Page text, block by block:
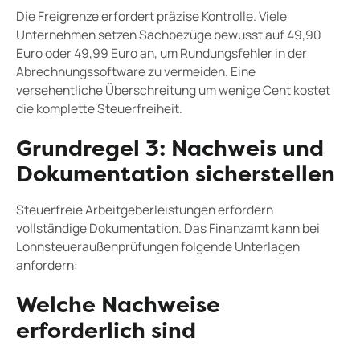
Die Freigrenze erfordert präzise Kontrolle. Viele
Unternehmen setzen Sachbezüge bewusst auf 49,90
Euro oder 49,99 Euro an, um Rundungsfehler in der
Abrechnungssoftware zu vermeiden. Eine
versehentliche Überschreitung um wenige Cent kostet
die komplette Steuerfreiheit.
Grundregel 3: Nachweis und
Dokumentation sicherstellen
Steuerfreie Arbeitgeberleistungen erfordern
vollständige Dokumentation. Das Finanzamt kann bei
Lohnsteueraußenprüfungen folgende Unterlagen
anfordern:
Welche Nachweise
erforderlich sind